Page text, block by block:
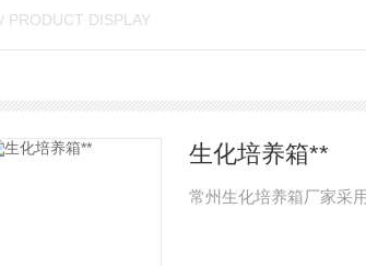
/ PRODUCT DISPLAY
生化培养箱**
常州生化培养箱厂家采